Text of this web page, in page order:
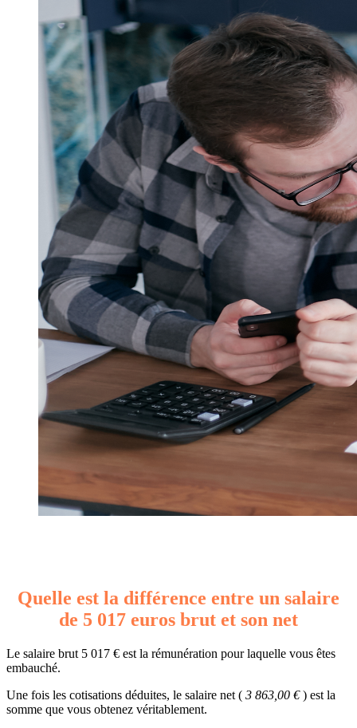
Quelle est la différence entre un salaire
de 5 017 euros brut et son net
Le salaire brut 5 017 € est la rémunération pour laquelle vous êtes
embauché.
Une fois les cotisations déduites, le salaire net ( 3 863,00 €) est la
somme que vous obtenez véritablement.